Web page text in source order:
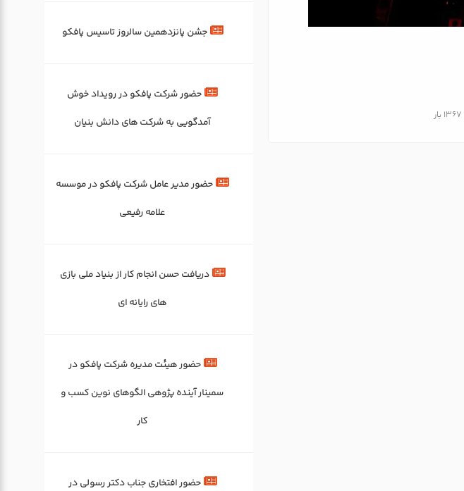
جشن پانزدهمین سالروز تاسیس پافکو
حضور شرکت پافکو در رویداد خوش
آمدگویی به شرکت های دانش بنیان
حضور مدیر عامل شرکت پافکو در موسسه
علامه رفیعی
دریافت حسن انجام کار از بنیاد ملی بازی
های رایانه ای
حضور هیئت مدیره شرکت پافکو در
سمینار آینده پژوهی الگوهای نوین کسب و
کار
حضور افتخاری جناب دکتر رسولی در